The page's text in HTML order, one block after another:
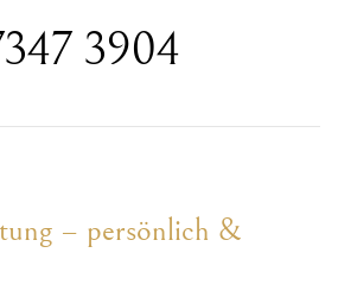
3904
– persönlich &